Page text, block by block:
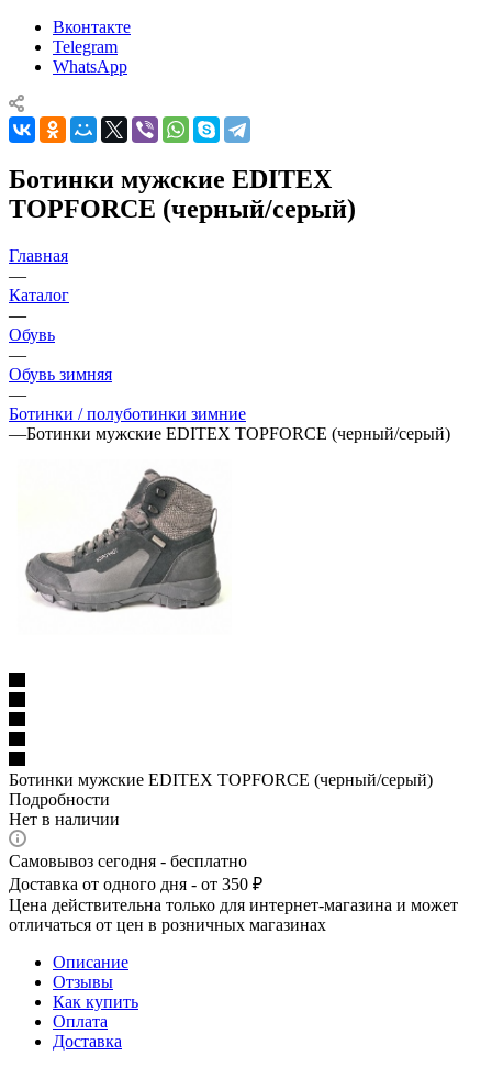
Вконтакте
Telegram
WhatsApp
Ботинки мужские EDITEX
TOPFORCE (черный/серый)
Главная
—
Каталог
—
Обувь
—
Обувь зимняя
—
Ботинки / полуботинки зимние
—Ботинки мужские EDITEX TOPFORCE (черный/серый)
Ботинки мужские EDITEX TOPFORCE (черный/серый)
Подробности
Нет в наличии
Самовывоз сегодня - бесплатно
Доставка от одного дня - от 350 ₽
Цена действительна только для интернет-магазина и может
отличаться от цен в розничных магазинах
Описание
Отзывы
Как купить
Оплата
Доставка